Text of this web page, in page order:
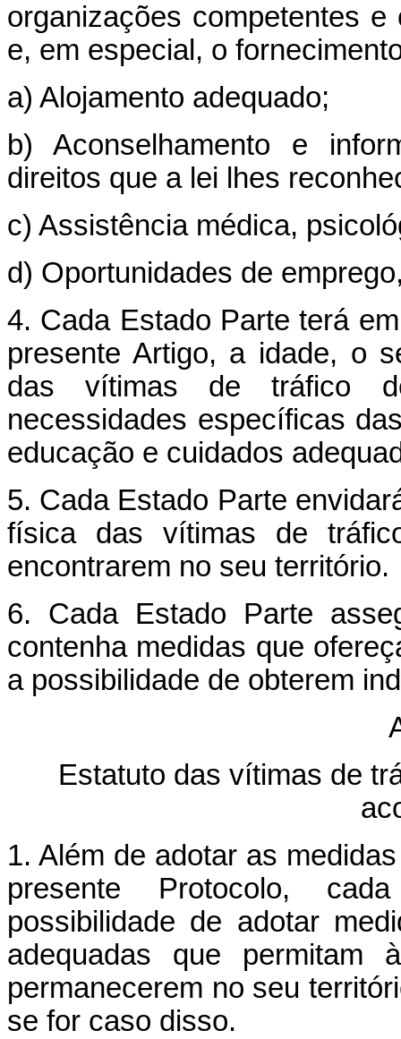
organizações competentes
e, em especial, o
a) Alojamento adequado;
b) Aconselhamento e
direitos que a lei lhes
c) Assistência médica,
d) Oportunidades de
4. Cada Estado Parte terá
presente Artigo, a idade, o
das vítimas de tráfico
necessidades específicas
educação e cuidados
5. Cada Estado Parte
física das vítimas de
encontrarem no seu território.
6. Cada Estado Parte
contenha medidas que
a possibilidade de obterem
Estatuto das vítimas de
1. Além de adotar as
presente Protocolo,
possibilidade de adotar
adequadas que
permanecerem no seu
se for caso disso.